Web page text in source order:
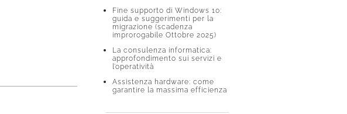
Fine supporto di Windows 10:
guida e suggerimenti per la
migrazione (scadenza
improrogabile Ottobre 2025)
La consulenza informatica:
approfondimento sui servizi e
l’operatività
Assistenza hardware: come
garantire la massima efficienza